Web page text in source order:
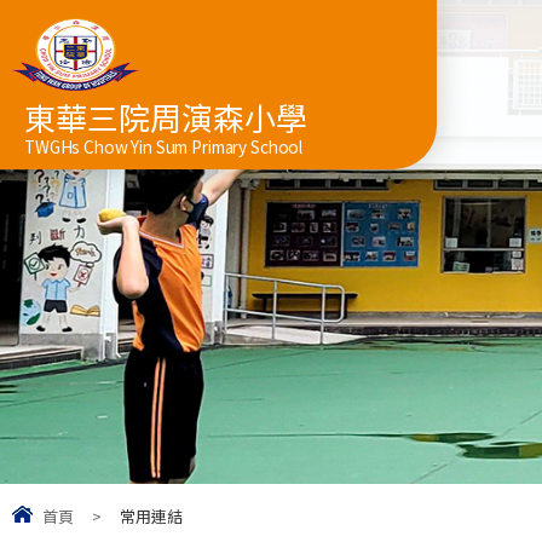
東華三院周演森小學
TWGHs Chow Yin Sum Primary School
首頁 > 常用連結